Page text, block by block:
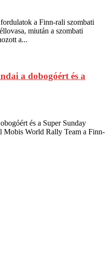
a Finn-rali szombati
miután a szombati
a...
a dobogóért és a
és a Super Sunday
Mobis World Rally Team a Finn-